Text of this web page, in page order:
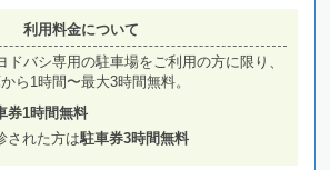
利用料金について
ドバシ専用の駐車場をご利用の方に限り、
ら1時間〜最大3時間無料。
券1時間無料
された方は駐車券3時間無料